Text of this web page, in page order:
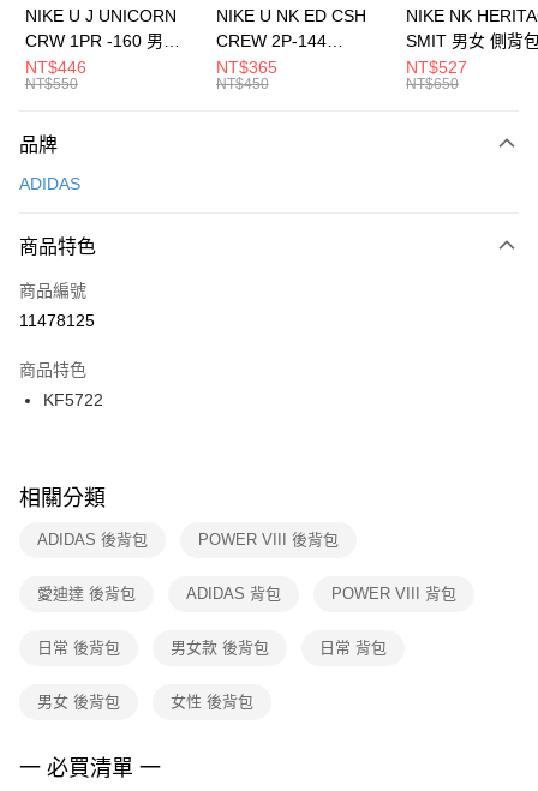
元大商業銀行
台灣樂天信用卡公司
全盈+PAY
AFTEE先享後付
【關於「AFTEE先享後付」】
便利好安心！
３．安心：先確認商品／服務後，再付款。
【「AFTEE先享後付」結帳流程】
１．於結帳方式選擇「AFTEE先享後付」後，將跳轉至「AFTEE先享後付」
２．訂單成立數日內，您將收到繳費通知簡訊。
３．收到繳費通知簡訊後14天內，點擊此簡訊中的連結，可透過四大超商／
ATM／網路銀行／等多元方式進行付款，方視為交易完成。
※ 交易是否成功請以「AFTEE先享後付 」之結帳頁面顯示為準，若有關於
是否繳費成功／繳費後需取消欲退款等相關疑問，請聯繫「AFTEE先享後付
客戶支援中心」https://netprotections.freshdesk.com/support/home
１．透過由恩沛科技股份有限公司提供之「AFTEE先享後付」服務完成之交
權轉讓予恩沛科技股份有限公司。
３．未成年的使用者請事先徵得法定代理人或監護人之同意方可使用
４．使用「AFTEE先享後付」時，將依據個別帳號之用戶狀況，依本公司即
運送方式
每筆NT$100，滿NT$1,500(含以上)免運費
宅配
每筆NT$100，滿NT$1,500(含以上)免運費
付款後門市自取
每筆NT$100，滿NT$1,500(含以上)免運費
NIKE U J UNICORN
CRW 1PR -160 男女
中統襪 FZ3393100
NT$446
NT$550
NIKE U NK ED CSH
CREW 2P-144
EMBRDY 男女 短統襪
FZ3073133
NT$365
NT$450
NIKE NK
SMIT 男女 側背
BA5871010
NT$527
NT$650
品牌
ADIDAS
商品特色
商品編號
11478125
商品特色
KF5722
相關分類
ADIDAS 後背包 POWER VIII 後背包
愛迪達 後背包 ADIDAS 背包 POWER VIII 背包
日常 後背包 男女款 後背包 日常 背包
男女 後背包 女性 後背包
一 必買清單 一